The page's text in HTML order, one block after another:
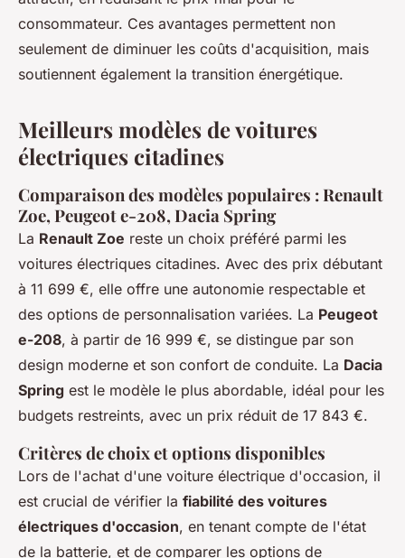
consommateur. Ces avantages permettent non
seulement de diminuer les coûts d'acquisition, mais
soutiennent également la transition énergétique.
Meilleurs modèles de voitures
électriques citadines
Comparaison des modèles populaires : Renault
Zoe, Peugeot e-208, Dacia Spring
La Renault Zoe reste un choix préféré parmi les
voitures électriques citadines. Avec des prix débutant
à 11 699 €, elle offre une autonomie respectable et
des options de personnalisation variées. La Peugeot
e-208, à partir de 16 999 €, se distingue par son
design moderne et son confort de conduite. La Dacia
Spring est le modèle le plus abordable, idéal pour les
budgets restreints, avec un prix réduit de 17 843 €.
Critères de choix et options disponibles
Lors de l'achat d'une voiture électrique d'occasion, il
est crucial de vérifier la fiabilité des voitures
électriques d'occasion, en tenant compte de l'état
de la batterie, et de comparer les options de